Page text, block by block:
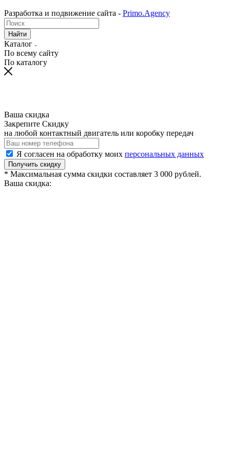
Разработка и подвижение сайта - Primo.Agency
Найти
Каталог
По всему сайту
По каталогу
Ваша скидка
Закрепите Скидку
на любой контактный двигатель или коробку передач
Я согласен на обработку моих персональных данных
Получить скидку
* Максимальная сумма скидки составляет 3 000 рублей.
Ваша скидка: